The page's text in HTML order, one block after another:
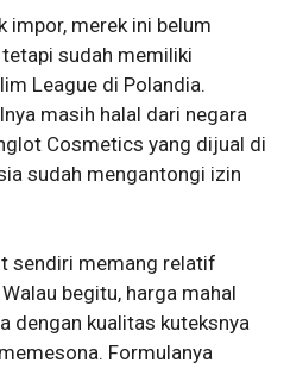
impor, merek ini belum
sudah memiliki
League di Polandia.
masih halal dari negara
Cosmetics yang dijual di
sudah mengantongi izin
sendiri memang relatif
begitu, harga mahal
dengan kualitas kuteksnya
Formulanya